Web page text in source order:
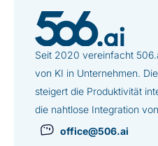
Seit 2020 vereinfacht
von KI in Unternehmen.
steigert die Produktivität
die nahtlose Integration
office@506.ai